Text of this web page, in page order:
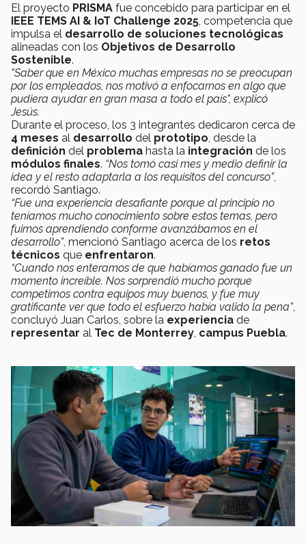
El proyecto PRISMA fue concebido para participar en el
IEEE TEMS AI & IoT Challenge 2025 , competencia que
impulsa el desarrollo de soluciones tecnológicas
alineadas con los Objetivos de Desarrollo
Sostenible.
"Saber que en México muchas empresas no se preocupan
por los empleados, nos motivó a enfocarnos en algo que
pudiera ayudar en gran masa a todo el país", explicó
Jesús.
Durante el proceso, los 3 integrantes dedicaron cerca de
4 meses al desarrollo del prototipo , desde la
definición del problema hasta la integración de los
módulos finales. “Nos tomó casi mes y medio definir la
idea y el resto adaptarla a los requisitos del concurso”,
recordó Santiago.
“Fue una experiencia desafiante porque al principio no
teníamos mucho conocimiento sobre estos temas, pero
fuimos aprendiendo conforme avanzábamos en el
desarrollo”, mencionó Santiago acerca de los retos
técnicos que enfrentaron.
“Cuando nos enteramos de que habíamos ganado fue un
momento increíble. Nos sorprendió mucho porque
competimos contra equipos muy buenos, y fue muy
gratificante ver que todo el esfuerzo había valido la pena”,
concluyó Juan Carlos, sobre la experiencia de
representar al Tec de Monterrey campus Puebla.